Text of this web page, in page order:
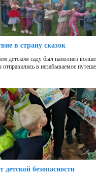
в страну сказок
детском саду был наполнен
в незабываемое
безопасности